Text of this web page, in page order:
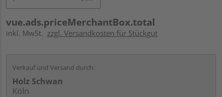
vue.ads.priceMerchantBox.total
inkl. MwSt. zzgl. Versandkosten für Stückgut
Verkauf und Versand durch:
Holz Schwan
Köln